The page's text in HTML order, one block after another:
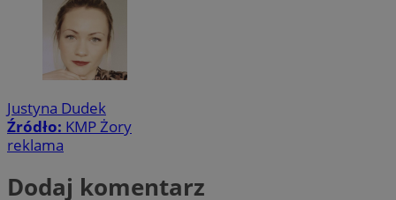
Justyna Dudek
Źródło: KMP Żory
reklama
Dodaj komentarz